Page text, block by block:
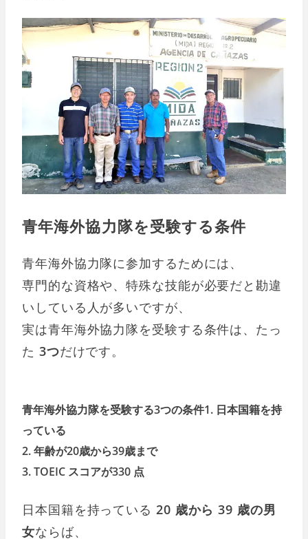
青年海外協力隊を受験する条件
青年海外協力隊に参加するためには、
専門的な資格や、特殊な技能が必要だと勘違
いしている人が多いですが、
実は青年海外協力隊を受験する条件は、たっ
た 3つだけです。
青年海外協力隊を受験する3つの条件1. 日本国籍を持
っている
2. 年齢が20歳から39歳まで
3. TOEIC スコアが330 点
日本国籍を持っている 20 歳から 39 歳の男
女ならば、